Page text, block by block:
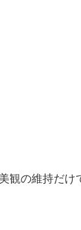
観の維持だ